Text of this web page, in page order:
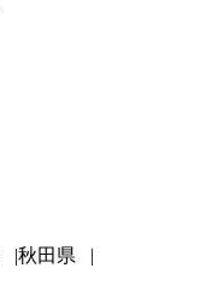
秋田県